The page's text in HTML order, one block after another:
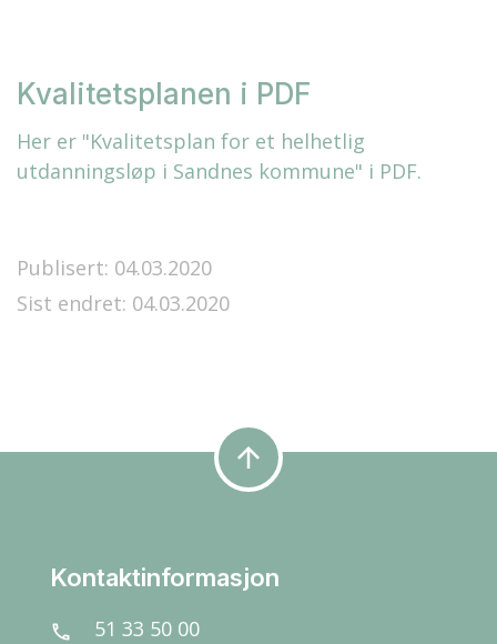
Kvalitetsplanen i PDF
Her er "Kvalitetsplan for et helhetlig
utdanningsløp i Sandnes kommune" i PDF.
Publisert: 04.03.2020
Sist endret: 04.03.2020
arrow_upward
Kontaktinformasjon
call 51 33 50 00